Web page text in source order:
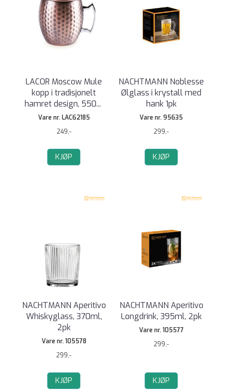
LACOR Moscow Mule
kopp i tradisjonelt
hamret design, 550...
Vare nr. LAC62185
249,-
KJØP
NACHTMANN Noblesse
Ølglass i krystall med
hank 1pk
Vare nr. 95635
299,-
KJØP
NACHTMANN Aperitivo
Whiskyglass, 370ml,
2pk
Vare nr. 105578
299,-
KJØP
NACHTMANN Aperitivo
Longdrink, 395ml, 2pk
Vare nr. 105577
299,-
KJØP